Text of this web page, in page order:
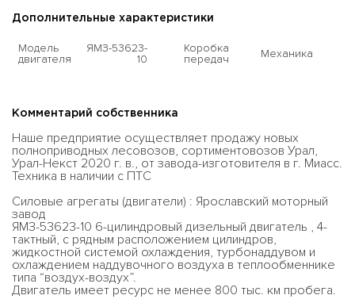
Дополнительные характеристики
Модель
двигателя
ЯМЗ-53623-
10
Коробка
передач
Механика
Комментарий собственника
Наше предприятие осуществляет продажу новых
полноприводных лесовозов, сортиментовозов Урал,
Урал-Некст 2020 г. в., от завода-изготовителя в г. Миасс.
Техника в наличии с ПТС
Силовые агрегаты (двигатели) : Ярославский моторный
завод
ЯМЗ-53623-10 6-цилиндровый дизельный двигатель , 4-
тактный, с рядным расположением цилиндров,
жидкостной системой охлаждения, турбонаддувом и
охлаждением наддувочного воздуха в теплообменнике
типа “воздух-воздух”.
Двигатель имеет ресурс не менее 800 тыс. км пробега.